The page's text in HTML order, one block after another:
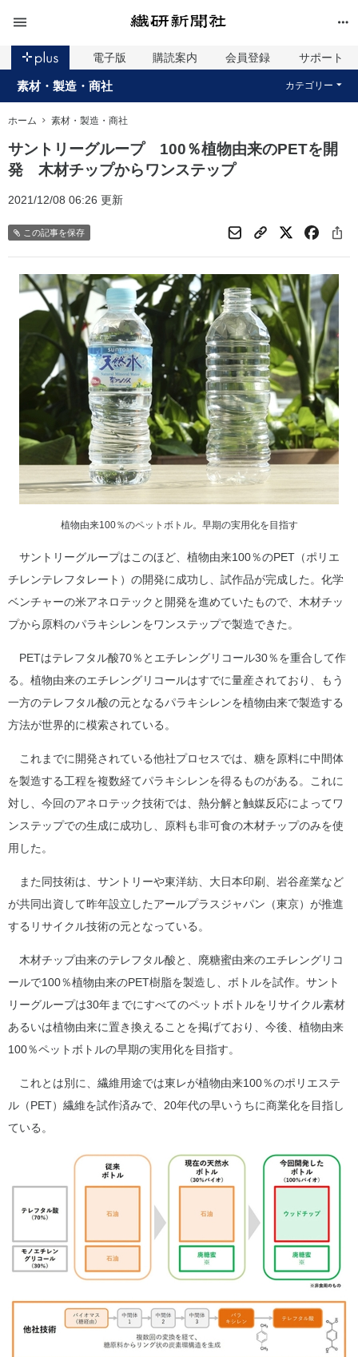
電子版 購読案内 会員登録 サポート
素材・製造・商社 カテゴリー
ホーム 素材・製造・商社
サントリーグループ 100％植物由来のPETを開
発 木材チップからワンステップ
2021/12/08 06:26 更新
この記事を保存
植物由来100％のペットボトル。早期の実用化を目指す
サントリーグループはこのほど、植物由来100％のPET（ポリエ
チレンテレフタレート）の開発に成功し、試作品が完成した。化学
ベンチャーの米アネロテックと開発を進めていたもので、木材チッ
プから原料のパラキシレンをワンステップで製造できた。
PETはテレフタル酸70％とエチレングリコール30％を重合して作
る。植物由来のエチレングリコールはすでに量産されており、もう
一方のテレフタル酸の元となるパラキシレンを植物由来で製造する
方法が世界的に模索されている。
これまでに開発されている他社プロセスでは、糖を原料に中間体
を製造する工程を複数経てパラキシレンを得るものがある。これに
対し、今回のアネロテック技術では、熱分解と触媒反応によってワ
ンステップでの生成に成功し、原料も非可食の木材チップのみを使
用した。
また同技術は、サントリーや東洋紡、大日本印刷、岩谷産業など
が共同出資して昨年設立したアールプラスジャパン（東京）が推進
するリサイクル技術の元となっている。
木材チップ由来のテレフタル酸と、廃糖蜜由来のエチレングリコ
ールで100％植物由来のPET樹脂を製造し、ボトルを試作。サント
リーグループは30年までにすべてのペットボトルをリサイクル素材
あるいは植物由来に置き換えることを掲げており、今後、植物由来
100％ペットボトルの早期の実用化を目指す。
これとは別に、繊維用途では東レが植物由来100％のポリエステ
ル（PET）繊維を試作済みで、20年代の早いうちに商業化を目指し
ている。